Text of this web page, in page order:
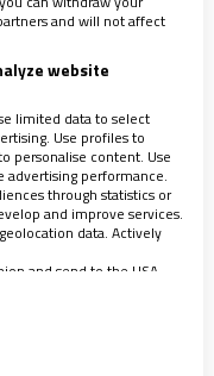
en pocas
que no le
en cada proceso
a los clérigos
en política:
y a Dios lo
se les quiere
el Vaticano
Pedro.
and will not affect
website
limited data to select
Use profiles to
personalise content. Use
advertising performance.
through statistics or
and improve services.
data. Actively
and send to the USA.
to this website/app.